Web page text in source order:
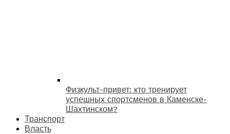
Физкульт-привет: кто тренирует
успешных спортсменов в Каменске-
Шахтинском?
Транспорт
Власть